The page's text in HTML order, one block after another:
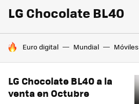
LG Chocolate BL40
HOY SE HABLA DE
Euro digital Mundial Móviles
LG Chocolate BL40 a la
venta en Octubre